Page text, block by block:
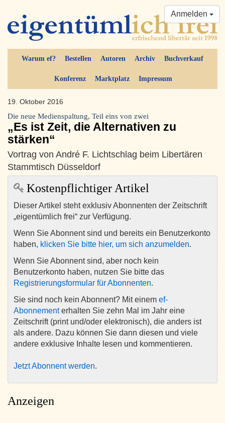
Warum ef? Bestellen Autoren Archiv Buchverkauf
Konferenz Marktplatz Impressum
Anmelden
19. Oktober 2016
Die neue Medienspaltung, Teil eins von zwei
„Es ist Zeit, die Alternativen zu
stärken“
Vortrag von André F. Lichtschlag beim Libertären
Stammtisch Düsseldorf
Kostenpflichtiger Artikel
Dieser Artikel steht exklusiv Abonnenten der Zeitschrift
„eigentümlich frei“ zur Verfügung.
Wenn Sie Abonnent sind und bereits ein Benutzerkonto
haben, klicken Sie bitte hier, um sich anzumelden.
Wenn Sie Abonnent sind, aber noch kein
Benutzerkonto haben, nutzen Sie bitte das
Registrierungsformular für Abonnenten.
Sie sind noch kein Abonnent? Mit einem ef-
Abonnementerhalten Sie zehn Mal im Jahr eine
Zeitschrift (print und/oder elektronisch), die anders ist
als andere. Dazu können Sie dann diesen und viele
andere exklusive Inhalte lesen und kommentieren.
Jetzt Abonnent werden.
Anzeigen